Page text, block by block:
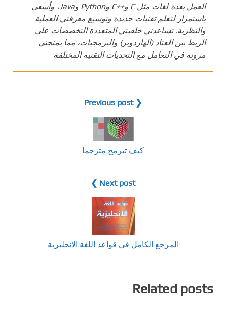
العمل بعدة لغات مثل C و++C وPython وJava، وأسعى
باستمرار لتعلم تقنيات جديدة وتوسيع معرفتي العملية
والنظرية. تساعدني خلفيتي المتعددة التخصصات على
الربط بين العتاد (الهاردوير) والبرمجيات، مما يمنحني
مرونة في التعامل مع التحديات التقنية المختلفة
❮ Previous post
كيف تبرمج مترجما
Next post ❯
المرجع الكامل في قواعد اللغة الانجليزية
Related posts